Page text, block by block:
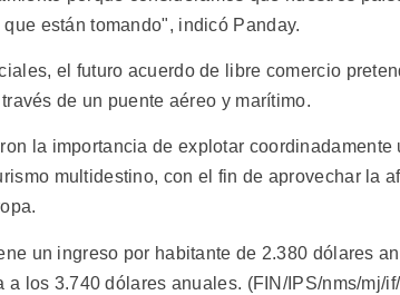
están tomando", indicó Panday.
el futuro acuerdo de libre comercio
de un puente aéreo y marítimo.
la importancia de explotar coordinadamente
multidestino, con el fin de aprovechar la
un ingreso por habitante de 2.380 dólares
a los 3.740 dólares anuales. (FIN/IPS/nms/mj/